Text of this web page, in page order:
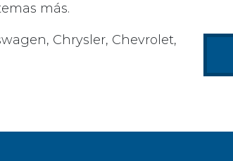
más.
Chrysler, Chevrolet,